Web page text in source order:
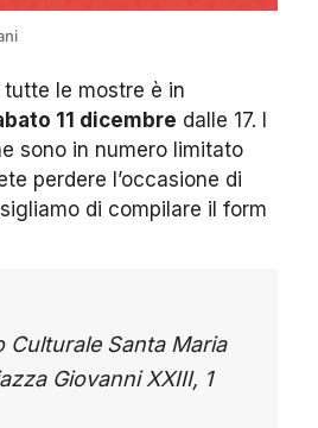
tutte le mostre è in
11 dicembre dalle 17. I
sono in numero limitato
perdere l’occasione di
di compilare il form
Santa Maria
Giovanni XXIII, 1